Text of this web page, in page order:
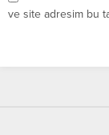
ve site adresim bu